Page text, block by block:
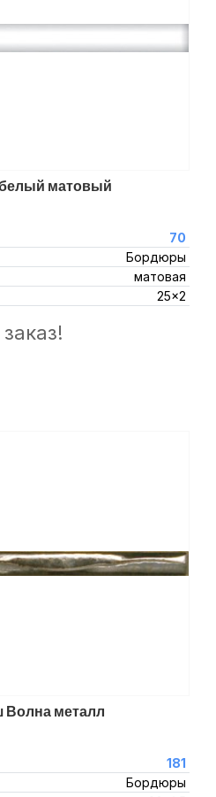
матовый
70
Бордюры
матовая
25x2
Волна металл
181
Бордюры